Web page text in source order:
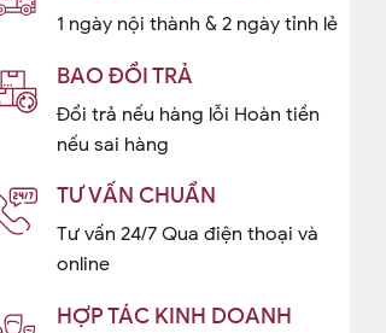
1 ngày nội thành & 2 ngày tỉnh lẻ
BAO ĐỔI TRẢ
Đổi trả nếu hàng lỗi Hoàn tiền
nếu sai hàng
TƯ VẤN CHUẨN
Tư vấn 24/7 Qua điện thoại và
online
HỢP TÁC KINH DOANH